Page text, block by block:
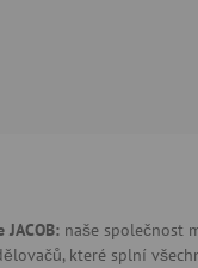
naše společnost
které splní